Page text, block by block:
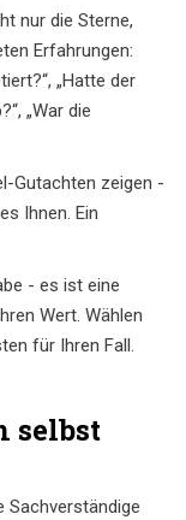
nur die Sterne,
Erfahrungen:
„Hatte der
„War die
Gutachten zeigen -
Ihnen. Ein
- es ist eine
Wert. Wählen
für Ihren Fall.
selbst
Sachverständige